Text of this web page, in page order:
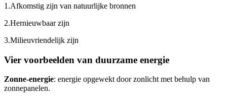
1.Afkomstig zijn van natuurlijke bronnen
2.Hernieuwbaar zijn
3.Milieuvriendelijk zijn
Vier voorbeelden van duurzame energie
Zonne-energie: energie opgewekt door zonlicht met behulp van
zonnepanelen.